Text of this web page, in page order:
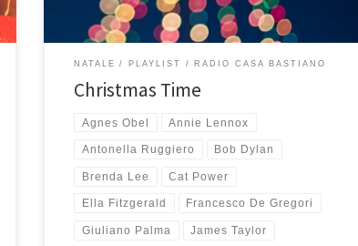
NATALE PLAYLIST RADIO CASA BASTIANO
Christmas Time
Agnes Obel Annie Lennox
Antonella Ruggiero Bob Dylan
Brenda Lee Cat Power
Ella Fitzgerald Francesco De Gregori
Giuliano Palma James Taylor